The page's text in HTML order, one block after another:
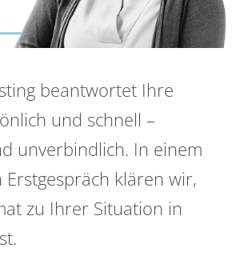
beantwortet Ihre
und schnell –
unverbindlich. In einem
klären wir,
zu Ihrer Situation in